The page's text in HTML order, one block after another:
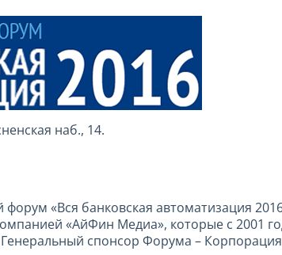
наб., 14.
«Вся банковская автоматизация
«АйФин Медиа», которые c 2001
спонсор Форума –